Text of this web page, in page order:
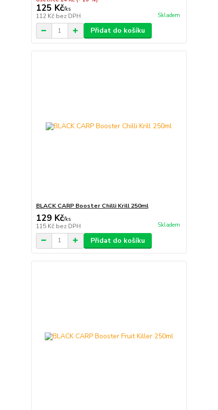
125 Kč/ks
112 Kč bez DPH Skladem
Přidat do košíku
BLACK CARP Booster Chilli Krill 250ml
129 Kč/ks
115 Kč bez DPH Skladem
Přidat do košíku